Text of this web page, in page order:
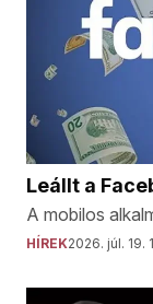
Leállt a
A mobilos
HÍREK2026. júl. 19.